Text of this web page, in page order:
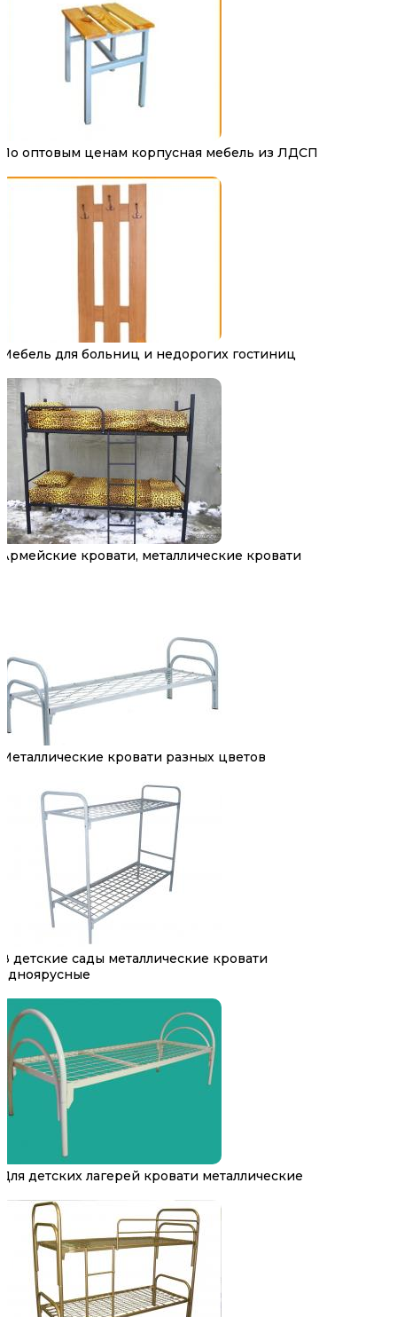
По оптовым ценам корпусная мебель из ЛДСП
Мебель для больниц и недорогих гостиниц
Армейские кровати, металлические кровати
Металлические кровати разных цветов
В детские сады металлические кровати
одноярусные
Для детских лагерей кровати металлические